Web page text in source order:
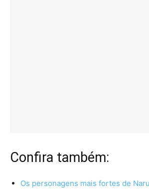
Confira também:
Os personagens mais fortes de